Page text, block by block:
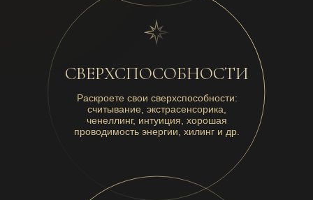
Раскроете свои сверхспособности:
считывание, экстрасенсорика,
ченеллинг, интуиция, хорошая
проводимость энергии, хилинг и др.
СВЕРХСПОСОБНОСТИ